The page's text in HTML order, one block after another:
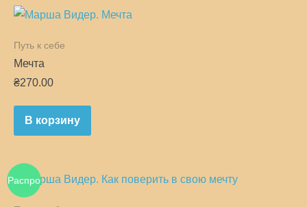
Путь к себе
Мечта
₴270.00
В корзину
Распро